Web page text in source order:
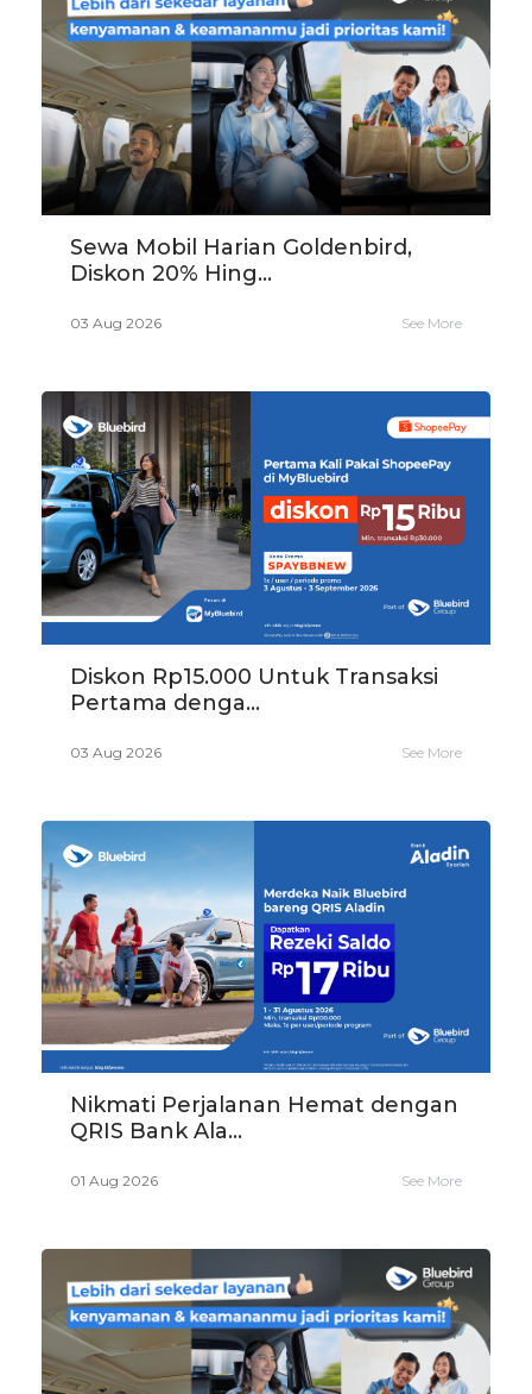
Sewa Mobil Harian Goldenbird,
Diskon 20% Hing...
03 Aug 2026 See More
Diskon Rp15.000 Untuk Transaksi
Pertama denga...
03 Aug 2026 See More
Nikmati Perjalanan Hemat dengan
QRIS Bank Ala...
01 Aug 2026 See More